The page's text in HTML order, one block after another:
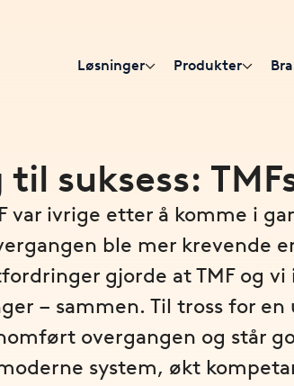
Løsninger Produkter
suksess:
var ivrige etter å komme i
ble mer krevende
gjorde at TMF og
– sammen. Til tross for
overgangen og står
system, økt